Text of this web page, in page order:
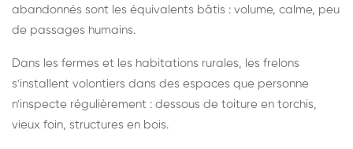
abandonnés sont les équivalents bâtis : volume, calme, peu
de passages humains.
Dans les fermes et les habitations rurales, les frelons
s'installent volontiers dans des espaces que personne
n'inspecte régulièrement : dessous de toiture en torchis,
vieux foin, structures en bois.